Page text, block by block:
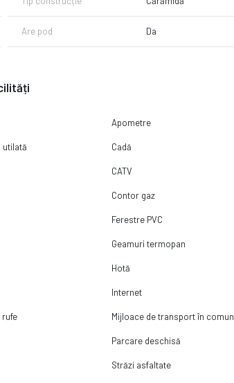
Are pod Da
Apometre
utilată Cadă
CATV
Contor gaz
Ferestre PVC
Geamuri termopan
Hotă
Internet
rufe Mijloace de transport în comun
Parcare deschisă
Străzi asfaltate